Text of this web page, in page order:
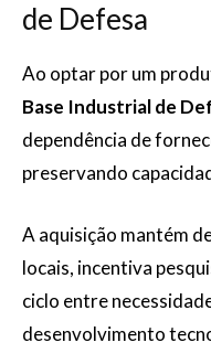
de Defesa
Ao optar por um
Base Industrial de
dependência de
preservando
A aquisição mantém
locais, incentiva
ciclo entre
desenvolvimento